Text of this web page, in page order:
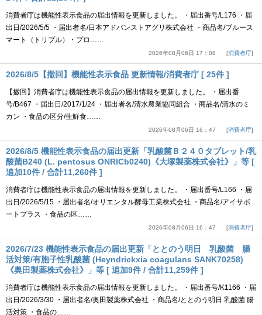
消費者庁は機能性表示食品の届出情報を更新しました。 ・届出番号/L176 ・届
出日/2026/5/5 ・届出者名/日本アドバンストアグリ株式会社 ・商品名/ブルース
マート（トリプル）・プロ……
2026年08月06日 17：08 消費者庁
2026/8/5【撤回】機能性表示食品 更新情報/消費者庁 [ 25件 ]
【撤回】消費者庁は機能性表示食品の届出情報を更新しました。 ・届出番
号/B467 ・届出日/2017/1/24 ・届出者名/清水農業協同組合 ・商品名/清水のミ
カン ・食品の区分/生鮮食……
2026年08月06日 16：47 消費者庁
2026/8/5 機能性表示食品の届出更新「乳酸菌Ｂ２４０タブレット/乳
酸菌B240 (L. pentosus ONRICb0240)《大塚製薬株式会社》」等 [
追加10件 / 合計11,260件 ]
消費者庁は機能性表示食品の届出情報を更新しました。 ・届出番号/L166 ・届
出日/2026/5/15 ・届出者名/オリエンタル酵母工業株式会社 ・商品名/アイサポ
ートプラス ・食品の区……
2026年08月06日 16：47 消費者庁
2026/7/23 機能性表示食品の届出更新「ととのう明日 乳酸菌 腸
活対策/有胞子性乳酸菌 (Heyndrickxia coagulans SANK70258)
《奥田製薬株式会社》」等 [ 追加9件 / 合計11,259件 ]
消費者庁は機能性表示食品の届出情報を更新しました。 ・届出番号/K1166 ・届
出日/2026/3/30 ・届出者名/奥田製薬株式会社 ・商品名/ととのう明日 乳酸菌 腸
活対策 ・食品の……